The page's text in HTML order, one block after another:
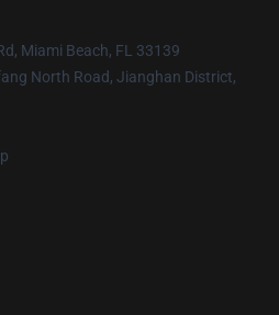
Miami Beach, FL 33139
North Road, Jianghan District,